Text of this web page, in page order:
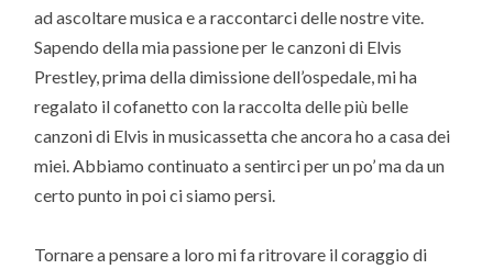
ad ascoltare musica e a raccontarci delle nostre vite.
Sapendo della mia passione per le canzoni di Elvis
Prestley, prima della dimissione dell’ospedale, mi ha
regalato il cofanetto con la raccolta delle più belle
canzoni di Elvis in musicassetta che ancora ho a casa dei
miei. Abbiamo continuato a sentirci per un po’ ma da un
certo punto in poi ci siamo persi.
Tornare a pensare a loro mi fa ritrovare il coraggio di